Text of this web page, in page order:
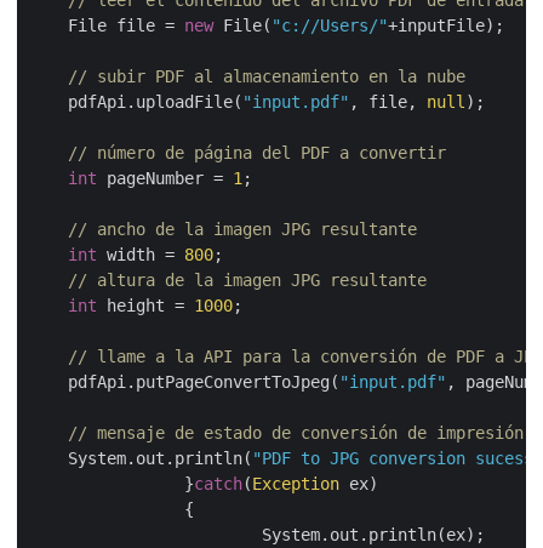
    File file =
new File( "c://Users/"+inputFile);
// subir PDF al almacenamiento en la nube
    pdfApi.uploadFile(
"input.pdf" , file, null );
// número de página del PDF a convertir
int pageNumber = 1 ;
// ancho de la imagen JPG resultante
int width = 800;
// altura de la imagen JPG resultante
int height = 1000;
// llame a la API para la conversión de PDF a JPG
    pdfApi.putPageConvertToJpeg(
"input.pdf" ,
// mensaje de estado de conversión de impresión
    System.out.println(
"PDF to JPG conversion
		}
catch(Exception ex)